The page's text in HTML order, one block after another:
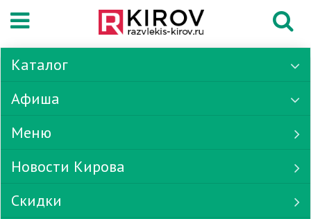
Каталог
Афиша
Меню
Новости Кирова
Скидки